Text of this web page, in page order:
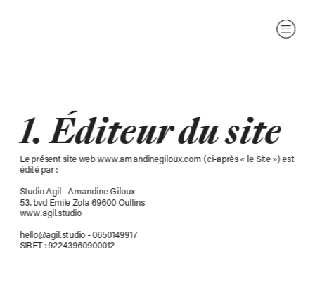
1. Éditeur du site
Le présent site web www.amandinegiloux.com (ci-après « le Site ») est
édité par :
Studio Agil - Amandine Giloux
53, bvd Emile Zola 69600 Oullins
www.agil.studio
hello@agil.studio - 0650149917
SIRET : 92243960900012